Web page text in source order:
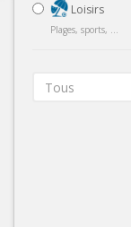
Loisirs
Plages, sports, ...
Tous